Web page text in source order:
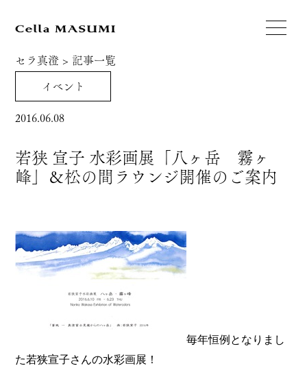
セラ真澄 > 記事一覧
イベント
2016.06.08
若狭 宣子 水彩画展「八ヶ岳 霧ヶ
峰」＆松の間ラウンジ開催のご案内
毎年恒例となりまし
た若狭宣子さんの水彩画展！